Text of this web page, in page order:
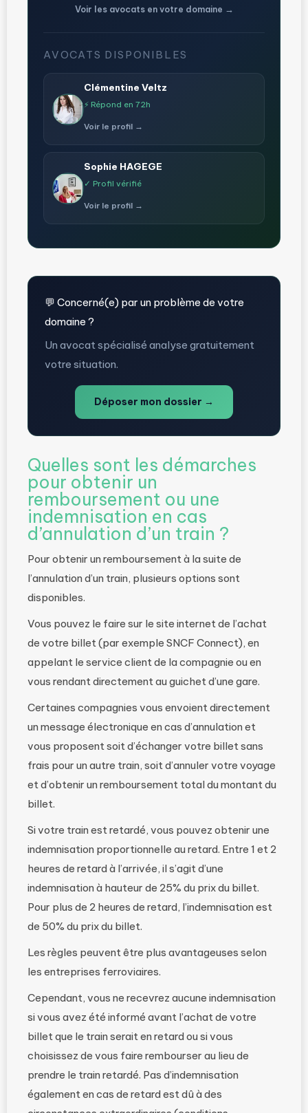
Voir les avocats en votre domaine →
AVOCATS DISPONIBLES
Clémentine Veltz
⚡ Répond en 72h
Voir le profil →
Sophie HAGEGE
✓ Profil vérifié
Voir le profil →
💬 Concerné(e) par un problème de votre
domaine ?
Un avocat spécialisé analyse gratuitement
votre situation.
Déposer mon dossier →
Quelles sont les démarches
pour obtenir un
remboursement ou une
indemnisation en cas
d’annulation d’un train ?
Pour obtenir un remboursement à la suite de
l’annulation d’un train, plusieurs options sont
disponibles.
Vous pouvez le faire sur le site internet de l’achat
de votre billet (par exemple SNCF Connect), en
appelant le service client de la compagnie ou en
vous rendant directement au guichet d’une gare.
Certaines compagnies vous envoient directement
un message électronique en cas d’annulation et
vous proposent soit d’échanger votre billet sans
frais pour un autre train, soit d’annuler votre voyage
et d’obtenir un remboursement total du montant du
billet.
Si votre train est retardé, vous pouvez obtenir une
indemnisation proportionnelle au retard. Entre 1 et 2
heures de retard à l’arrivée, il s’agit d’une
indemnisation à hauteur de 25% du prix du billet.
Pour plus de 2 heures de retard, l’indemnisation est
de 50% du prix du billet.
Les règles peuvent être plus avantageuses selon
les entreprises ferroviaires.
Cependant, vous ne recevrez aucune indemnisation
si vous avez été informé avant l’achat de votre
billet que le train serait en retard ou si vous
choisissez de vous faire rembourser au lieu de
prendre le train retardé. Pas d’indemnisation
également en cas de retard est dû à des